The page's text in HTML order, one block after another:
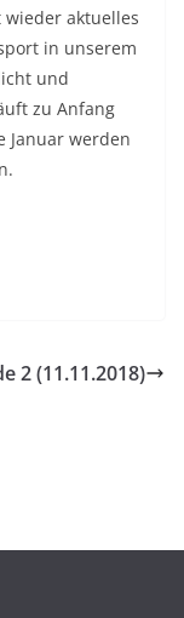
aktuelles
in unserem
und
zu Anfang
Januar werden
2 (11.11.2018)